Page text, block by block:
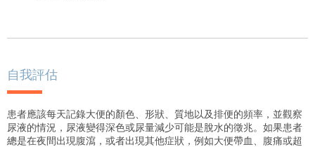
自我評估
患者應該每天記錄大便的顏色、形狀、質地以及排便的頻率，並觀察
尿液的情況 ，尿液變得深色或尿量減少可能是脫水的徵兆。 如果患者
總是在夜間出現腹瀉，或者出現其他症狀， 例如大便帶血、腹痛或超